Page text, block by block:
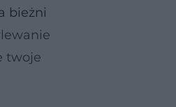
bieżni
twoje